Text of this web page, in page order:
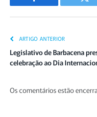
Facebook
ARTIGO ANTERIOR
Legislativo de Barbacena
celebração ao Dia
Os comentários estão